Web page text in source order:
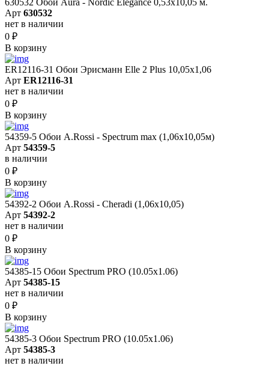
Арт 630532
нет в наличии
0 ₽
В корзину
ER12116-31 Обои Эрисманн Elle 2 Plus 10,05x1,06
Арт ER12116-31
нет в наличии
0 ₽
В корзину
54359-5 Обои A.Rossi - Spectrum max (1,06x10,05м)
Арт 54359-5
в наличии
0 ₽
В корзину
54392-2 Обои A.Rossi - Cheradi (1,06x10,05)
Арт 54392-2
нет в наличии
0 ₽
В корзину
54385-15 Обои Spectrum PRO (10.05х1.06)
Арт 54385-15
нет в наличии
0 ₽
В корзину
54385-3 Обои Spectrum PRO (10.05х1.06)
Арт 54385-3
нет в наличии